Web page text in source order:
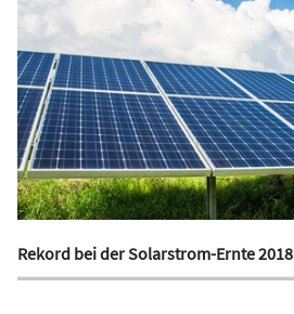
Rekord bei der Solarstrom-Ernte 2018